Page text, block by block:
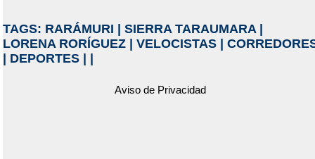
TAGS: RARÁMURI SIERRA TARAUMARA|
LORENA RORÍGUEZ| VELOCISTAS|
DEPORTES|
Aviso de Privacidad